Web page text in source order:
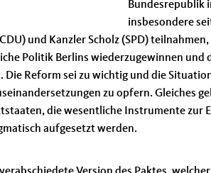
Bundesrepublik
insbesondere
und Kanzler Scholz (SPD)
Politik Berlins wiederzugewinnen und
Reform sei zu wichtig und die
zu opfern. Gleiches
die wesentliche Instrumente zur
aufgesetzt werden.